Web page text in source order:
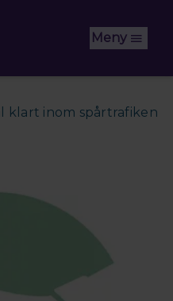
Meny
klart inom spårtrafiken